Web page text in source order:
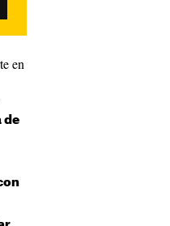
en
de